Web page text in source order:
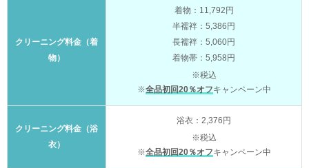
クリーニング料金（着
物）
着物：11,792円
半襦袢：5,386円
長襦袢：5,060円
着物帯：5,958円
※税込
※全品初回20％オフキャンペーン中
クリーニング料金（浴
衣）
浴衣：2,376円
※税込
※全品初回20％オフキャンペーン中